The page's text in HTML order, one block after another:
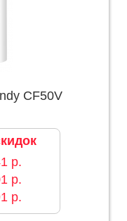
CF50V
р.
р.
р.